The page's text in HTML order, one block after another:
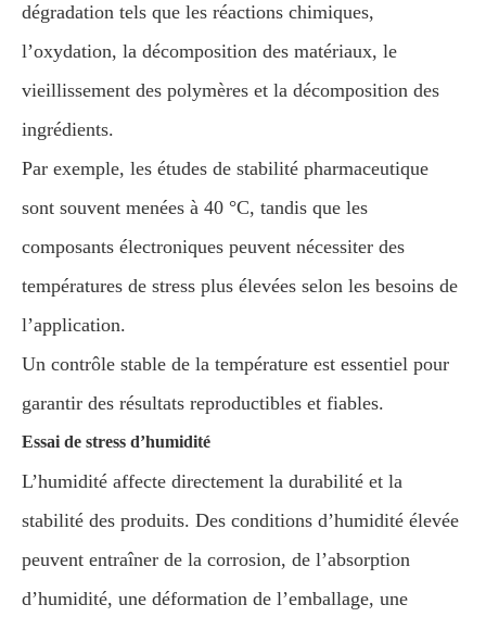
dégradation tels que les réactions chimiques,
l’oxydation, la décomposition des matériaux, le
vieillissement des polymères et la décomposition des
ingrédients.
Par exemple, les études de stabilité pharmaceutique
sont souvent menées à 40 °C, tandis que les
composants électroniques peuvent nécessiter des
températures de stress plus élevées selon les besoins de
l’application.
Un contrôle stable de la température est essentiel pour
garantir des résultats reproductibles et fiables.
Essai de stress d’humidité
L’humidité affecte directement la durabilité et la
stabilité des produits. Des conditions d’humidité élevée
peuvent entraîner de la corrosion, de l’absorption
d’humidité, une déformation de l’emballage, une